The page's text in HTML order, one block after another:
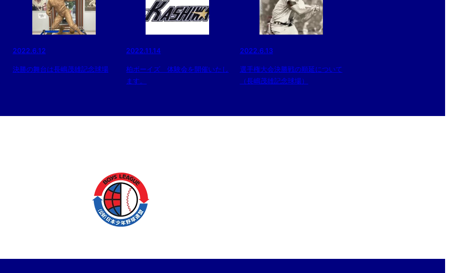
2022.6.12
決勝の舞台は長嶋茂雄記念球場
2022.11.14
柏ボーイズ 体験会を開催いたし
ます。
2022.6.13
選手権大会決勝戦の順延について
（長嶋茂雄記念球場）